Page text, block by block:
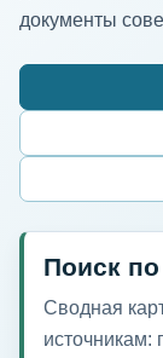
документы
Поиск
Сводная
источникам: